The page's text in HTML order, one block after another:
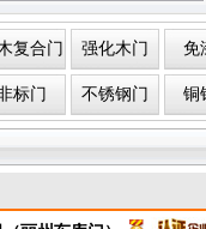
复合门 强化木门 免
标门 不锈钢门 铜